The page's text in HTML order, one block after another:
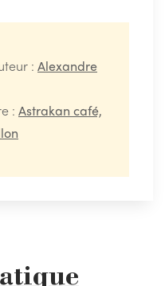
: Alexandre
: Astrakan café,